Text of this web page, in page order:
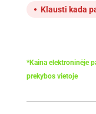
Klausti kada
*Kaina elektroninėje
prekybos vietoje